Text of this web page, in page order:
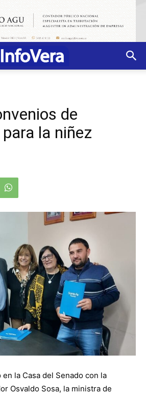
de
la niñez
la Casa del Senado con la
Osvaldo Sosa, la ministra de